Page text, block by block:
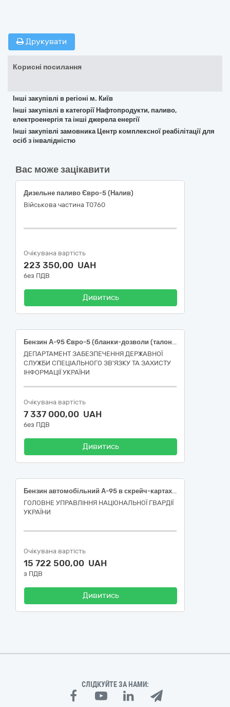
Друкувати
Корисні посилання
Інші закупівлі в регіоні м. Київ
Інші закупівлі в категорії Нафтопродукти, паливо,
електроенергія та інші джерела енергії
Інші закупівлі замовника Центр комплексної реабілітації для
осіб з інвалідністю
Вас може зацікавити
Дизельне паливо Євро-5 (Налив)
Військова частина Т0760
Очікувана вартість
223 350,00 UAH
без ПДВ
Дивитись
Бензин А-95 Євро-5 (бланки-дозволи (талони)
ДЕПАРТАМЕНТ ЗАБЕЗПЕЧЕННЯ ДЕРЖАВНОЇ
СЛУЖБИ СПЕЦІАЛЬНОГО ЗВ'ЯЗКУ ТА ЗАХИСТУ
ІНФОРМАЦІЇ УКРАЇНИ
Очікувана вартість
7 337 000,00 UAH
без ПДВ
Дивитись
Бензин автомобільний А-95 в скрейч-картах (паливних) – Євро-5 Е5(Е0)
ГОЛОВНЕ УПРАВЛІННЯ НАЦІОНАЛЬНОЇ ГВАРДІЇ
УКРАЇНИ
Очікувана вартість
15 722 500,00 UAH
з ПДВ
Дивитись
СЛІДКУЙТЕ ЗА НАМИ: